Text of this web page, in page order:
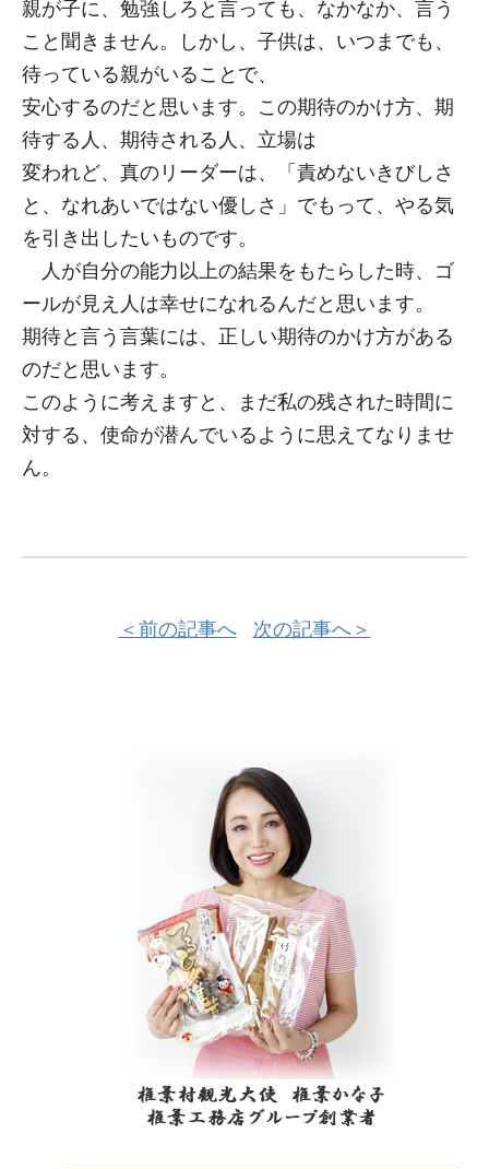
親が子に、勉強しろと言っても、なかなか、言う
こと聞きません。しかし、子供は、いつまでも、
待っている親がいることで、
安心するのだと思います。この期待のかけ方、期
待する人、期待される人、立場は
変われど、真のリーダーは、「責めないきびしさ
と、なれあいではない優しさ」でもって、やる気
を引き出したいものです。
人が自分の能力以上の結果をもたらした時、ゴ
ールが見え人は幸せになれるんだと思います。
期待と言う言葉には、正しい期待のかけ方がある
のだと思います。
このように考えますと、まだ私の残された時間に
対する、使命が潜んでいるように思えてなりませ
ん。
＜前の記事へ 次の記事へ＞